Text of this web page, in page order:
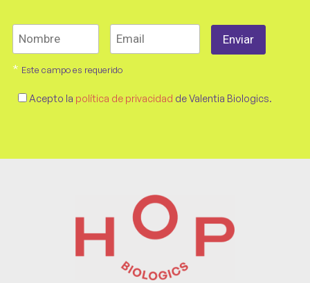
* Este campo es requerido
Acepto la política de privacidad de Valentia Biologics.